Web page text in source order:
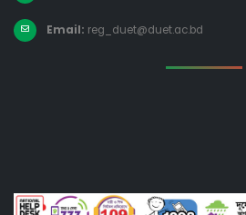
Email: reg_duet@duet.ac.bd